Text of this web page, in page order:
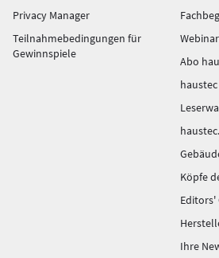
Privacy Manager
Teilnahmebedingungen für
Gewinnspiele
Abo
haustec
Köpfe
Editors'
Ihre